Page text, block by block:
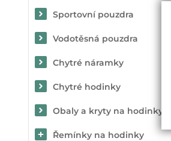
Sportovní pouzdra
Vodotěsná pouzdra
Chytré náramky
Chytré hodinky
Obaly a kryty na hodinky
Řemínky na hodinky